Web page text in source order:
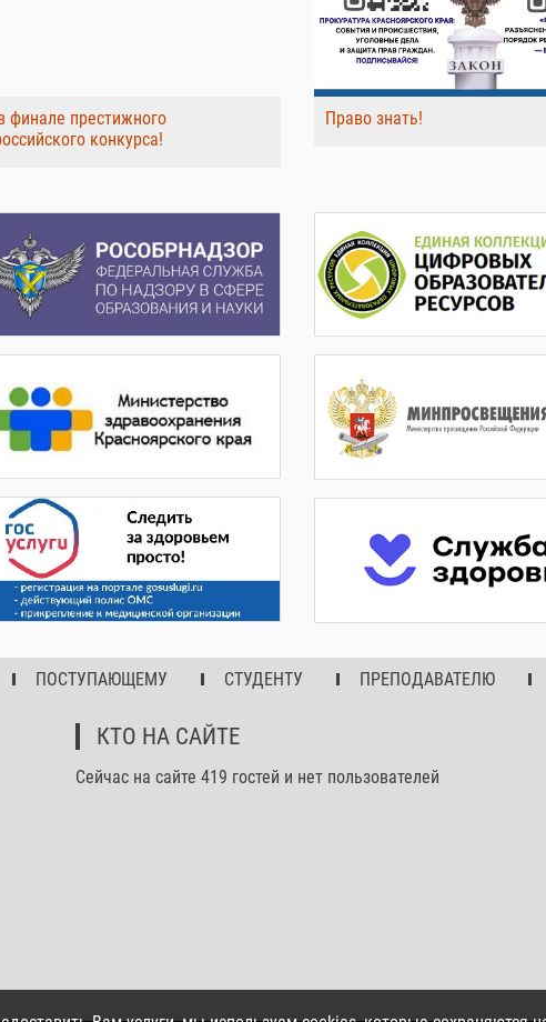
финале престижного
конкурса!
Право знать!
ПОСТУПАЮЩЕМУ СТУДЕНТУ ПРЕПОДАВАТЕЛЮ
КТО НА САЙТЕ
Сейчас на сайте 419 гостей и нет пользователей